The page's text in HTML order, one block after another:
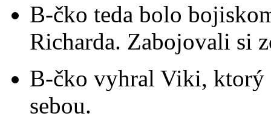
B-čko teda bolo
Richarda. Zabojovali si
B-čko vyhral Viki, ktorý
sebou.